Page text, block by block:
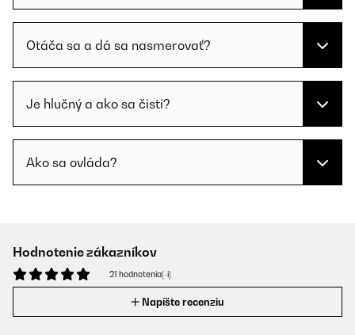
Otáča sa a dá sa nasmerovať?
Je hlučný a ako sa čistí?
Ako sa ovláda?
Hodnotenie zákazníkov
21 hodnotenia(-í)
Napíšte recenziu